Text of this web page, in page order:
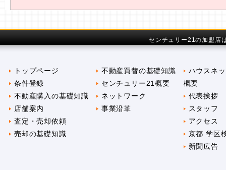
センチュリー21の加盟店
トップページ
条件登録
不動産購入の基礎知識
店舗案内
査定・売却依頼
売却の基礎知識
不動産買替の基礎知識
センチュリー21概要
ネットワーク
事業沿革
ハウスネ
概要
代表挨拶
スタッフ
アクセス
京都 学区
新聞広告